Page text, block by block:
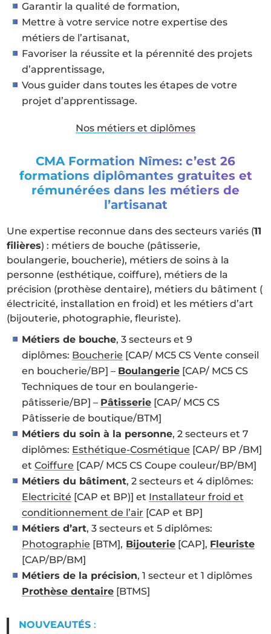
Garantir la qualité de formation,
Mettre à votre service notre expertise des
métiers de l’artisanat,
Favoriser la réussite et la pérennité des projets
d’apprentissage,
Vous guider dans toutes les étapes de votre
projet d’apprentissage.
Nos métiers et diplômes
CMA Formation Nîmes: c’est 26
formations diplômantes gratuites et
rémunérées dans les métiers de
l’artisanat
Une expertise reconnue dans des secteurs variés (11
filières) : métiers de bouche (pâtisserie,
boulangerie, boucherie), métiers de soins à la
personne (esthétique, coiffure), métiers de la
précision (prothèse dentaire), métiers du bâtiment (
électricité, installation en froid) et les métiers d’art
(bijouterie, photographie, fleuriste).
Métiers de bouche, 3 secteurs et 9
diplômes: Boucherie [CAP/ MC5 CS Vente conseil
en boucherie/BP] – Boulangerie [CAP/ MC5 CS
Techniques de tour en boulangerie-
pâtisserie/BP] – Pâtisserie [CAP/ MC5 CS
Pâtisserie de boutique/BTM]
Métiers du soin à la personne, 2 secteurs et 7
diplômes: Esthétique-Cosmétique [CAP/ BP /BM]
etCoiffure [CAP/ MC5 CS Coupe couleur/BP/BM]
Métiers du bâtiment, 2 secteurs et 4 diplômes:
Electricité [CAP et BP)] et Installateur froid et
conditionnement de l’air [CAP et BP]
Métiers d’art, 3 secteurs et 5 diplômes:
Photographie [BTM], Bijouterie [CAP], Fleuriste
[CAP/BP/BM]
Métiers de la précision, 1 secteur et 1 diplômes
Prothèse dentaire [BTMS]
NOUVEAUTÉS: